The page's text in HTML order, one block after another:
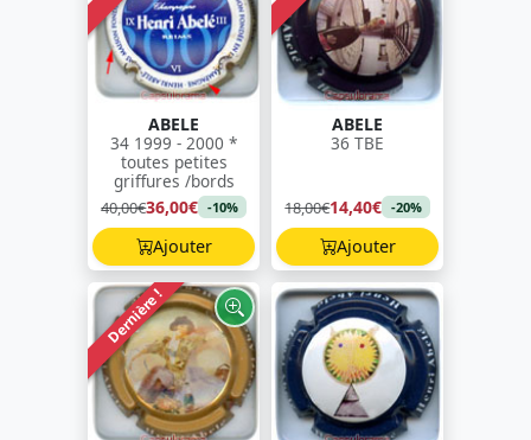
ABELE
34 1999 - 2000 *
toutes petites
griffures /bords
40,00€36,00€ -10%
Ajouter
ABELE
36 TBE
18,00€14,40€ -20%
Ajouter
Dernière !